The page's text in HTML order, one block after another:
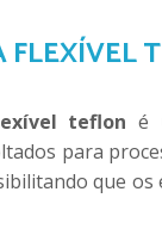
FLEXÍVEL
teflon é
para
que os